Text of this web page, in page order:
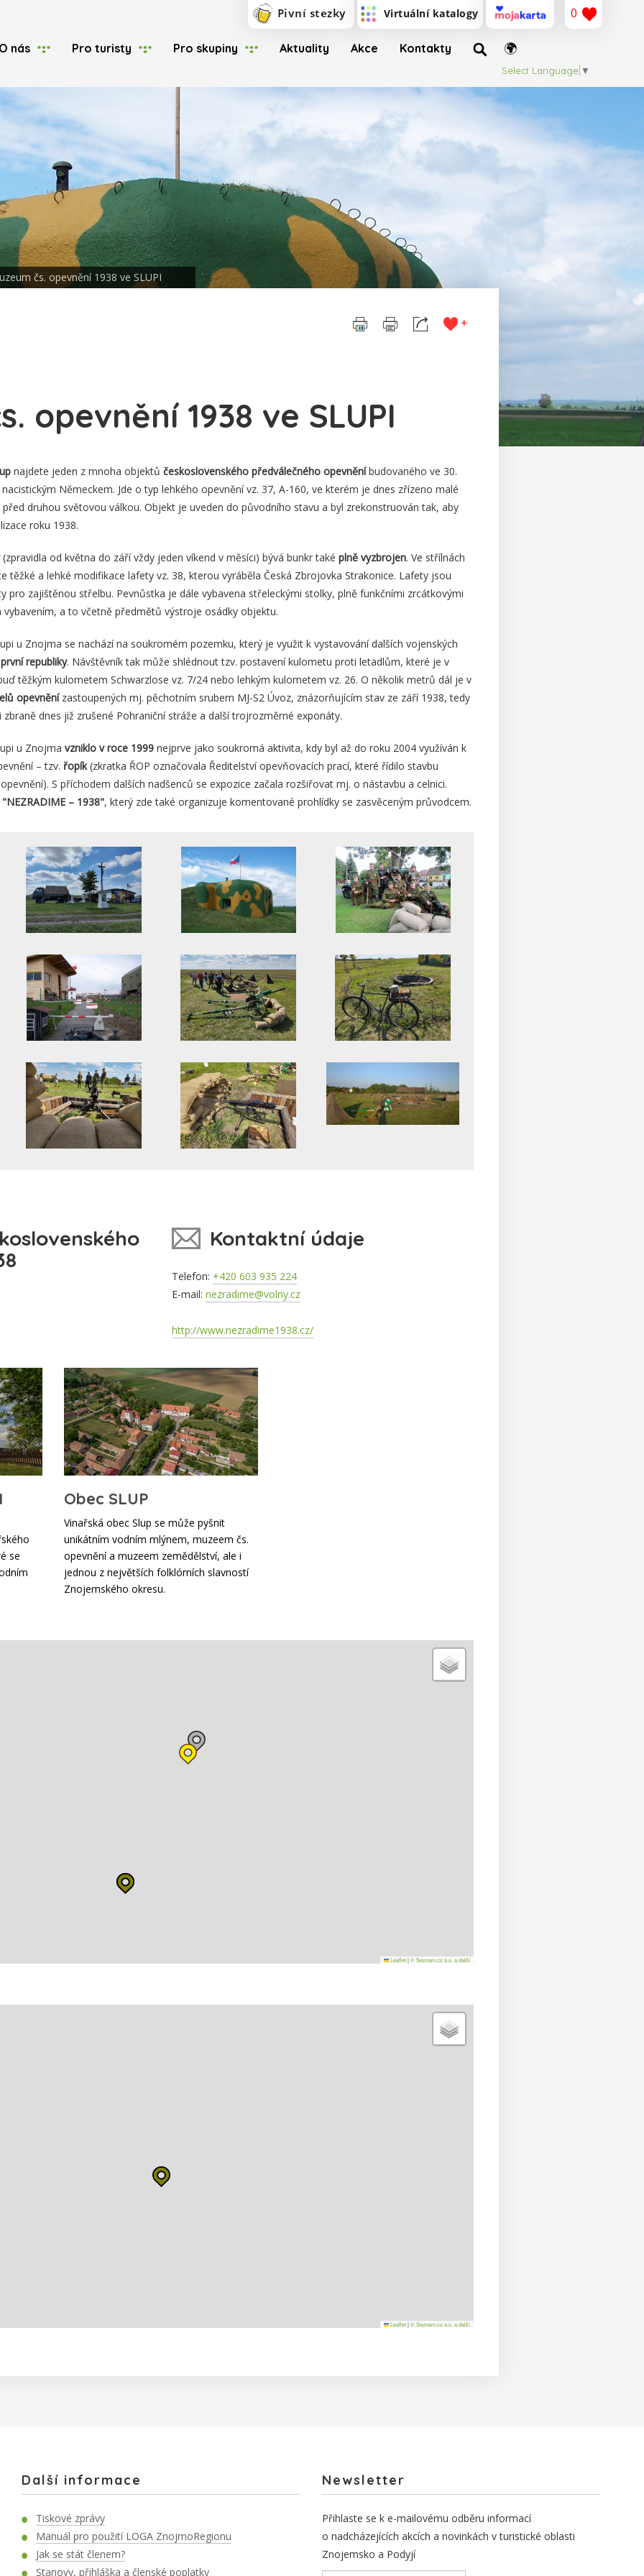
0
nás Pro turisty Pro skupiny Aktuality Akce Kontakty
Select Language ▼
čs. opevnění 1938 ve SLUPI
+
opevnění 1938 ve SLUPI
najdete jeden z mnoha objektů československého předválečného opevněníbudovaného ve 30.
Německem. Jde o typ lehkého opevnění vz. 37, A-160, ve kterém je dnes zřízeno malé
před druhou světovou válkou. Objekt je uveden do původního stavu a byl zrekonstruován tak, aby
roku 1938.
(zpravidla od května do září vždy jeden víkend v měsíci) bývá bunkr také plně vyzbrojen. Ve střílnách
těžké a lehké modifikace lafety vz. 38, kterou vyráběla Česká Zbrojovka Strakonice. Lafety jsou
pro zajištěnou střelbu. Pevnůstka je dále vybavena střeleckými stolky, plně funkčními zrcátkovými
a to včetně předmětů výstroje osádky objektu.
u Znojma se nachází na soukromém pozemku, který je využit k vystavování dalších vojenských
republiky. Návštěvník tak může shlédnout tzv. postavení kulometu proti letadlům, které je v
těžkým kulometem Schwarzlose vz. 7/24 nebo lehkým kulometem vz. 26. O několik metrů dál je v
opevněnízastoupených mj. pěchotním srubem MJ-S2 Úvoz, znázorňujícím stav ze září 1938, tedy
dnes již zrušené Pohraniční stráže a další trojrozměrné exponáty.
u Znojma vzniklo v roce 1999 nejprve jako soukromá aktivita, kdy byl až do roku 2004 využíván k
– tzv. řopík(zkratka ŘOP označovala Ředitelství opevňovacích prací, které řídilo stavbu
S příchodem dalších nadšenců se expozice začala rozšiřovat mj. o nástavbu a celnici.
– 1938", který zde také organizuje komentované prohlídky se zasvěceným průvodcem.
Kontaktní údaje
Telefon: +420 603 935 224
E-mail: nezradime@volny.cz
http://www.nezradime1938.cz/
se
Obec SLUP
Vinařská obec Slup se může pyšnit
unikátním vodním mlýnem, muzeem čs.
opevnění a muzeem zemědělství, ale i
jednou z největších folklórních slavností
Znojemského okresu.
Leaflet|© Seznam.cz a.s. a další
Leaflet|© Seznam.cz a.s. a další
Další informace
Tiskové zprávy
Manuál pro použití LOGA ZnojmoRegionu
Jak se stát členem?
Stanovy, přihláška a členské poplatky
Newsletter
Přihlaste se k e-mailovému odběru informací
o nadcházejících akcích a novinkách v turistické oblasti
Znojemsko a Podyjí